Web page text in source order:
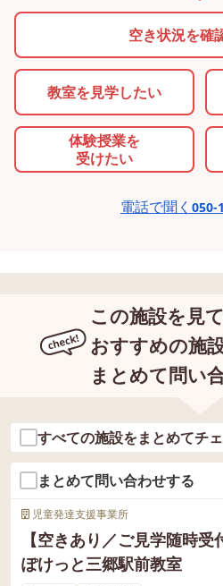
空き状況を確
教室を見学したい
体験授業を
受けたい
電話で聞く 050-
この施設を見
おすすめの施
まとめて問い
すべての施設をまとめてチ
まとめて問い合わせする
児童発達支援事業所
【空きあり／ご見学随時
ぽけっと三郷駅前教室